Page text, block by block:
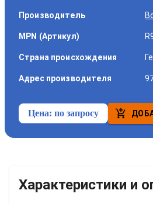
Производитель
MPN (Артикул)
Страна происхождения
Адрес производителя
Цена: по запросу
Характеристики и